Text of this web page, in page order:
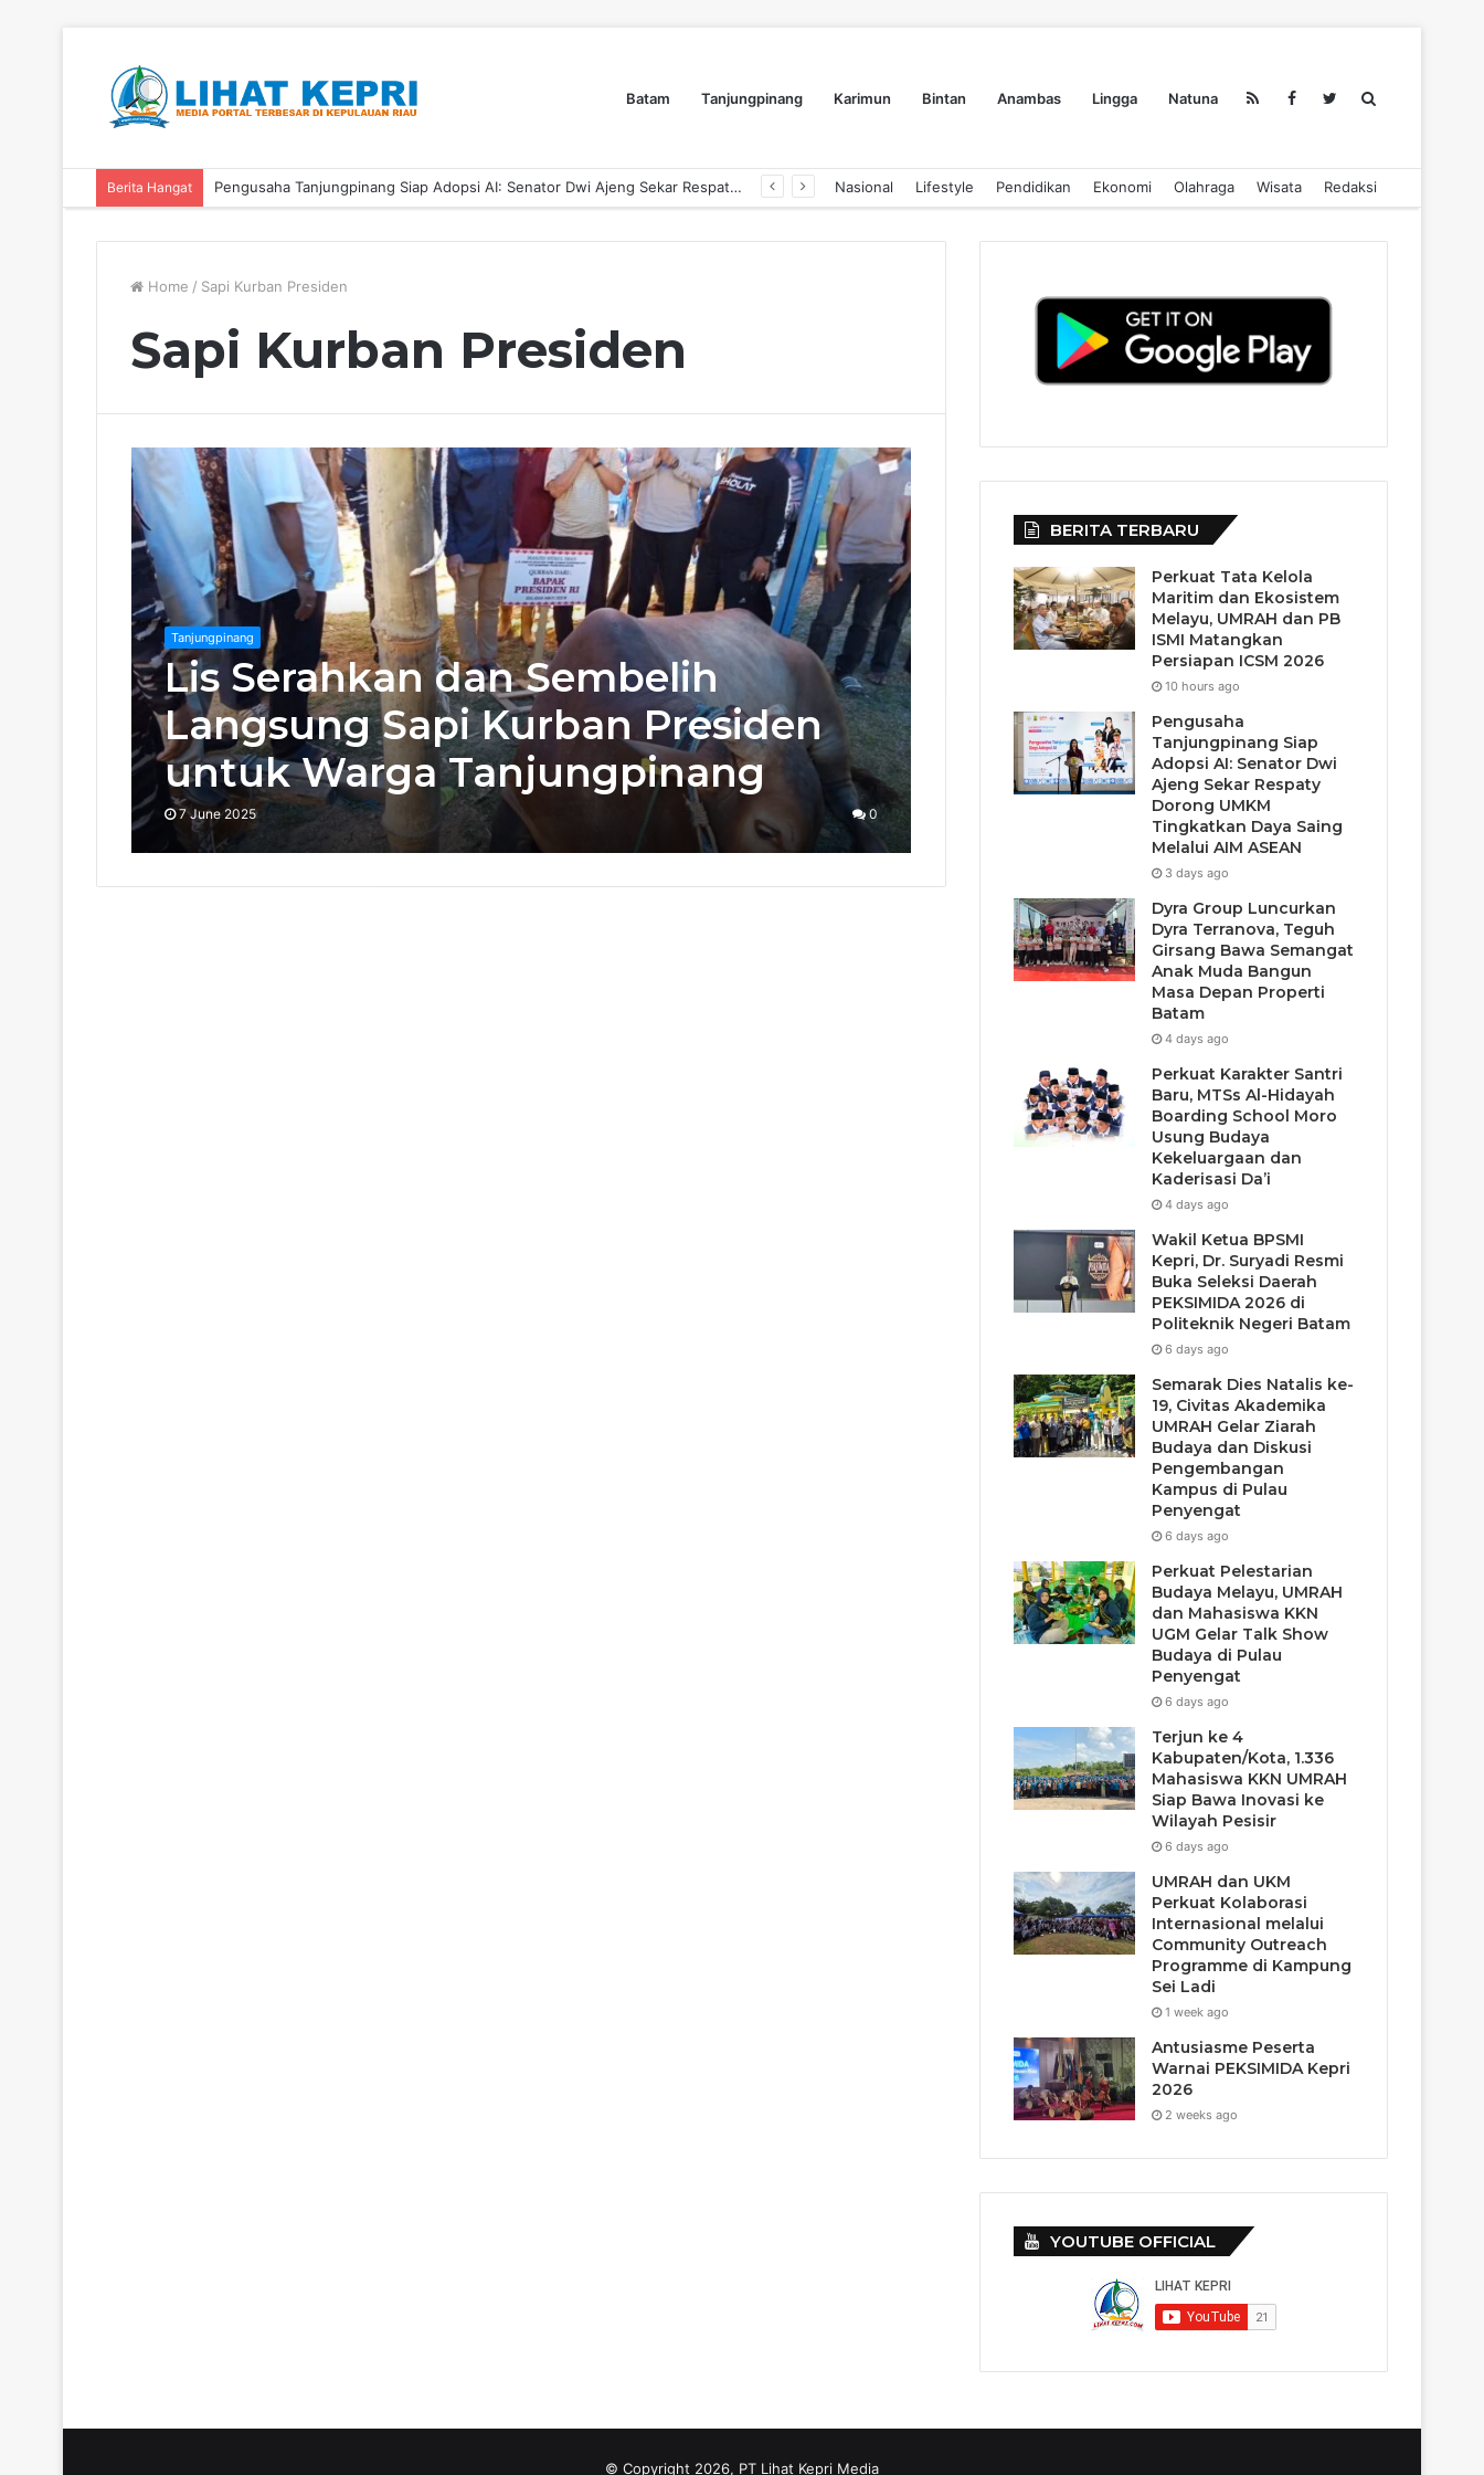
Batam Tanjungpinang Karimun Bintan Anambas Lingga Natuna
Berita Hangat Pengusaha Tanjungpinang Siap Adopsi AI: Senator Dwi Ajeng Sekar Respaty Dorong UMKM Tingkatkan Daya Saing Melalui AIM ASEAN Nasional Lifestyle Pendidikan Ekonomi Olahraga Wisata Redaksi
Home / Sapi Kurban Presiden
Sapi Kurban Presiden
Tanjungpinang
Lis Serahkan dan Sembelih
Langsung Sapi Kurban Presiden
untuk Warga Tanjungpinang
7 June 2025 0
BERITA TERBARU
Perkuat Tata Kelola
Maritim dan Ekosistem
Melayu, UMRAH dan PB
ISMI Matangkan
Persiapan ICSM 2026
10 hours ago
Pengusaha
Tanjungpinang Siap
Adopsi AI: Senator Dwi
Ajeng Sekar Respaty
Dorong UMKM
Tingkatkan Daya Saing
Melalui AIM ASEAN
3 days ago
Dyra Group Luncurkan
Dyra Terranova, Teguh
Girsang Bawa Semangat
Anak Muda Bangun
Masa Depan Properti
Batam
4 days ago
Perkuat Karakter Santri
Baru, MTSs Al-Hidayah
Boarding School Moro
Usung Budaya
Kekeluargaan dan
Kaderisasi Da’i
4 days ago
Wakil Ketua BPSMI
Kepri, Dr. Suryadi Resmi
Buka Seleksi Daerah
PEKSIMIDA 2026 di
Politeknik Negeri Batam
6 days ago
Semarak Dies Natalis ke-
19, Civitas Akademika
UMRAH Gelar Ziarah
Budaya dan Diskusi
Pengembangan
Kampus di Pulau
Penyengat
6 days ago
Perkuat Pelestarian
Budaya Melayu, UMRAH
dan Mahasiswa KKN
UGM Gelar Talk Show
Budaya di Pulau
Penyengat
6 days ago
Terjun ke 4
Kabupaten/Kota, 1.336
Mahasiswa KKN UMRAH
Siap Bawa Inovasi ke
Wilayah Pesisir
6 days ago
UMRAH dan UKM
Perkuat Kolaborasi
Internasional melalui
Community Outreach
Programme di Kampung
Sei Ladi
1 week ago
Antusiasme Peserta
Warnai PEKSIMIDA Kepri
2026
2 weeks ago
YOUTUBE OFFICIAL
© Copyright 2026, PT Lihat Kepri Media